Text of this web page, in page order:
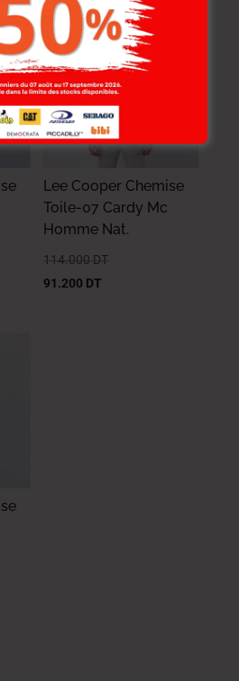
-20%
Lee Cooper Chemise
Toile-07 Cardy Mc
Homme Nat.
114.000 DT
91.200 DT